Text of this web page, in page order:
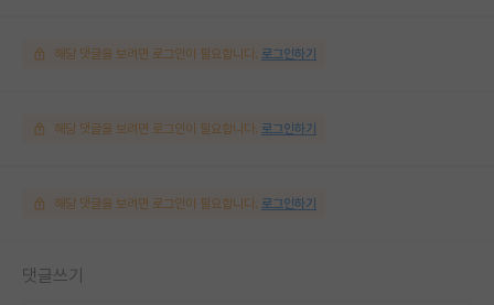
해당 댓글을 보려면 로그인이 필요합니다. 로그인하기
해당 댓글을 보려면 로그인이 필요합니다. 로그인하기
해당 댓글을 보려면 로그인이 필요합니다. 로그인하기
댓글쓰기